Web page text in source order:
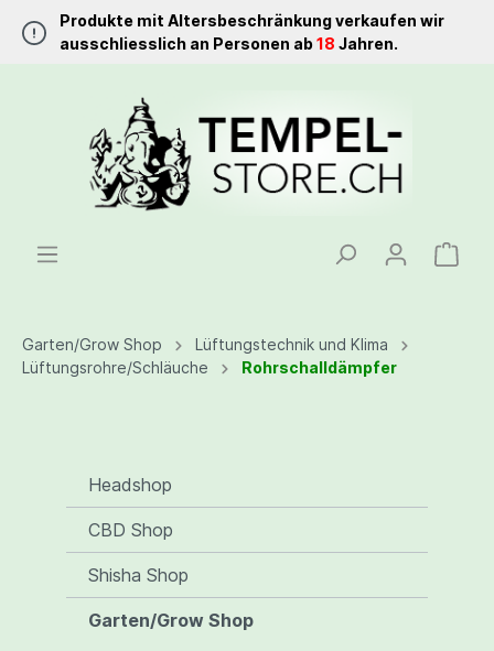
Produkte mit Altersbeschränkung verkaufen wir
ausschliesslich an Personen ab18 Jahren.
Garten/Grow Shop
Lüftungstechnik und Klima
Lüftungsrohre/Schläuche
Rohrschalldämpfer
Headshop
CBD Shop
Shisha Shop
Garten/Grow Shop